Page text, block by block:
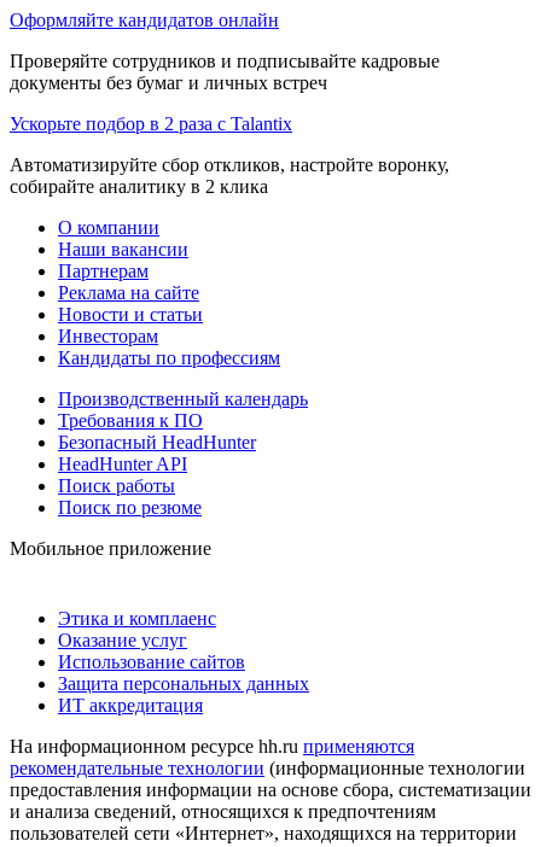
Оформляйте кандидатов онлайн
Проверяйте сотрудников и подписывайте кадровые
документы без бумаг и личных встреч
Ускорьте подбор в 2 раза с Talantix
Автоматизируйте сбор откликов, настройте воронку,
собирайте аналитику в 2 клика
О компании
Наши вакансии
Партнерам
Реклама на сайте
Новости и статьи
Инвесторам
Кандидаты по профессиям
Производственный календарь
Требования к ПО
Безопасный HeadHunter
HeadHunter API
Поиск работы
Поиск по резюме
Мобильное приложение
Этика и комплаенс
Оказание услуг
Использование сайтов
Защита персональных данных
ИТ аккредитация
На информационном ресурсе hh.ru применяются
рекомендательные технологии (информационные технологии
предоставления информации на основе сбора, систематизации
и анализа сведений, относящихся к предпочтениям
пользователей сети «Интернет», находящихся на территории